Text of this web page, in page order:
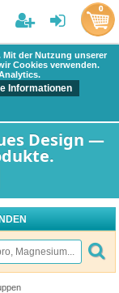
der Nutzung unserer
Cookies verwenden.
Informationen
Design —
0